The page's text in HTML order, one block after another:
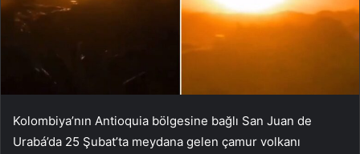
Kolombiya’nın Antioquia bölgesine bağlı San Juan de
Urabá’da 25 Şubat’ta meydana gelen çamur volkanı